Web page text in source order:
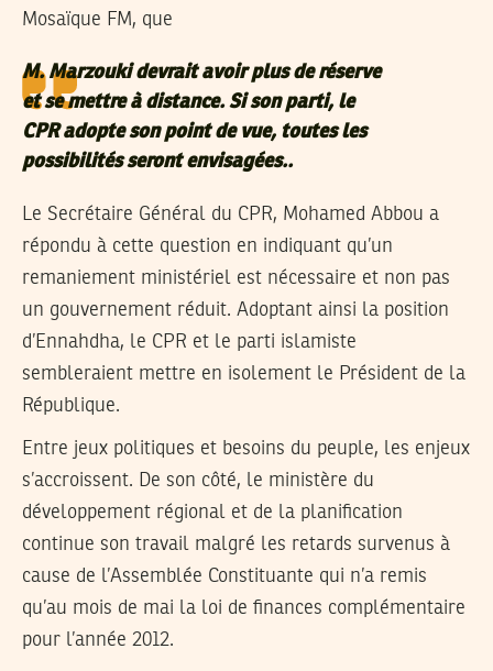
Mosaïque FM, que
M. Marzouki devrait avoir plus de réserve
et se mettre à distance. Si son parti, le
CPR adopte son point de vue, toutes les
possibilités seront envisagées..
Le Secrétaire Général du CPR, Mohamed Abbou a
répondu à cette question en indiquant qu’un
remaniement ministériel est nécessaire et non pas
un gouvernement réduit. Adoptant ainsi la position
d’Ennahdha, le CPR et le parti islamiste
sembleraient mettre en isolement le Président de la
République.
Entre jeux politiques et besoins du peuple, les enjeux
s’accroissent. De son côté, le ministère du
développement régional et de la planification
continue son travail malgré les retards survenus à
cause de l’Assemblée Constituante qui n’a remis
qu’au mois de mai la loi de finances complémentaire
pour l’année 2012.